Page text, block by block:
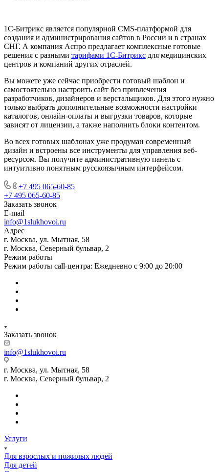
1С-Битрикс является популярной CMS-платформой для
создания и администрирования сайтов в России и в странах
СНГ. А компания Аспро предлагает комплексные готовые
решения с разными тарифами 1С-Битрикс для медицинских
центров и компаний других отраслей.
Вы можете уже сейчас приобрести готовый шаблон и
самостоятельно настроить сайт без привлечения
разработчиков, дизайнеров и верстальщиков. Для этого нужно
только выбрать дополнительные возможности настройки
каталогов, онлайн-оплаты и выгрузки товаров, которые
зависят от лицензии, а также наполнить блоки контентом.
Во всех готовых шаблонах уже продуман современный
дизайн и встроены все инструменты для управления веб-
ресурсом. Вы получите административную панель с
интуитивно понятным русскоязычным интерфейсом.
+7 495 065-60-85
+7 495 065-60-85
Заказать звонок
E-mail
info@1slukhovoi.ru
Адрес
г. Москва, ул. Мытная, 58
г. Москва, Северный бульвар, 2
Режим работы
Режим работы call-центра: Ежедневно с 9:00 до 20:00
Заказать звонок
info@1slukhovoi.ru
г. Москва, ул. Мытная, 58
г. Москва, Северный бульвар, 2
Услуги
Для взрослых и пожилых людей
Для детей